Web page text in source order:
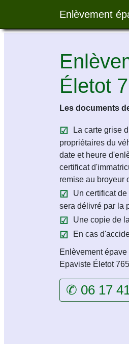
Enlèvement
Életot
Les documents
La carte grise
propriétaires du
date et heure
certificat
remise au broyeur
Un certificat
sera délivré par la
Une copie de
En cas
Enlèvement épave
Epaviste Életot
✆ 06 17